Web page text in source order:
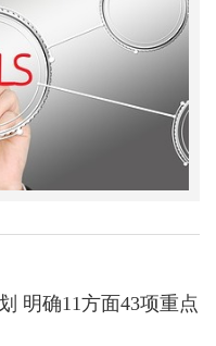
明确11方面43项重点